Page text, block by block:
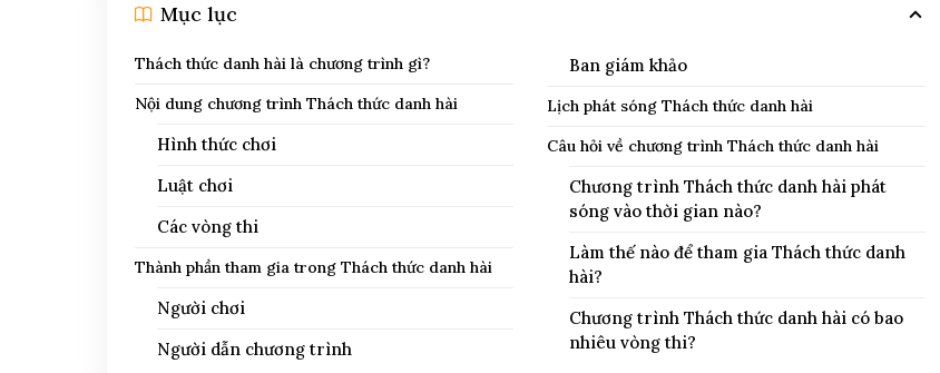
Mục lục
Thách thức danh hài là chương trình gì?
Nội dung chương trình Thách thức danh hài
Hình thức chơi
Luật chơi
Các vòng thi
Thành phần tham gia trong Thách thức danh hài
Người chơi
Người dẫn chương trình
Ban giám khảo
Lịch phát sóng Thách thức danh hài
Câu hỏi về chương trình Thách thức danh hài
Chương trình Thách thức danh hài phát
sóng vào thời gian nào?
Làm thế nào để tham gia Thách thức danh
hài?
Chương trình Thách thức danh hài có bao
nhiêu vòng thi?